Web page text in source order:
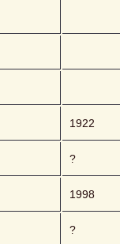
1922
?
1998
?